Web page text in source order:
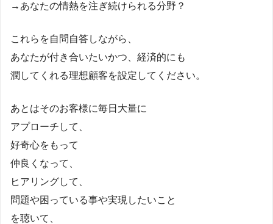
→あなたの情熱を注ぎ続けられる分野？
これらを自問自答しながら、
あなたが付き合いたいかつ、経済的にも
潤してくれる理想顧客を設定してください。
あとはそのお客様に毎日大量に
アプローチして、
好奇心をもって
仲良くなって、
ヒアリングして、
問題や困っている事や実現したいこと
を聴いて、